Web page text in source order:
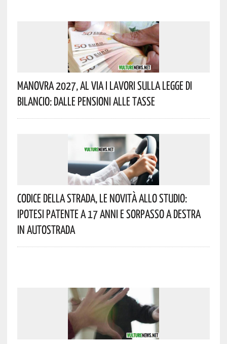
Manovra 2027, Al Via I Lavori Sulla Legge Di
Bilancio: Dalle Pensioni Alle Tasse
Codice Della Strada, Le Novità Allo Studio:
Ipotesi Patente A 17 Anni E Sorpasso A Destra
In Autostrada